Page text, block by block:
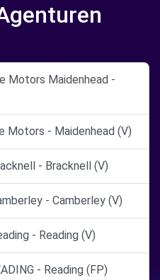
Motors Maidenhead -
Motors - Maidenhead (V)
- Bracknell (V)
- Camberley (V)
- Reading (V)
- Reading (FP)